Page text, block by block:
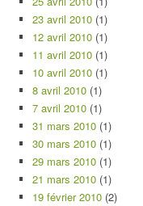
23 avril 2010 (1)
12 avril 2010 (1)
11 avril 2010 (1)
10 avril 2010 (1)
8 avril 2010 (1)
7 avril 2010 (1)
31 mars 2010 (1)
30 mars 2010 (1)
29 mars 2010 (1)
21 mars 2010 (1)
19 février 2010 (2)